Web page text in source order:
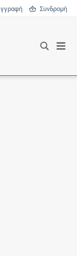
Συνδρομή